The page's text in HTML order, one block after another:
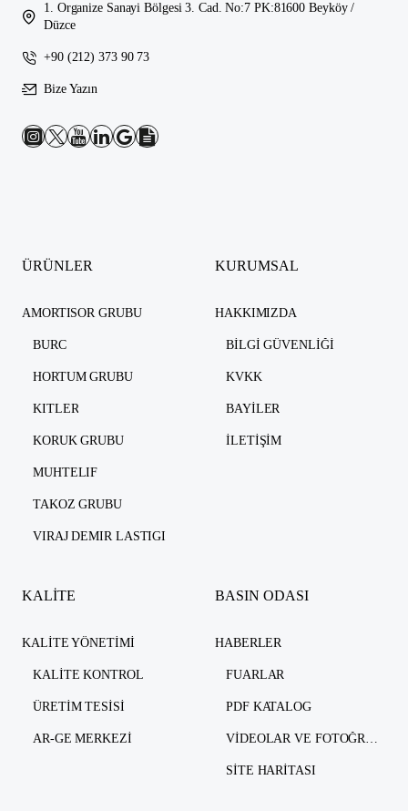
1. Organize Sanayi Bölgesi 3. Cad. No:7 PK:81600 Beyköy /
Düzce
+90 (212) 373 90 73
Bize Yazın
ÜRÜNLER
AMORTISOR GRUBU
BURC
HORTUM GRUBU
KITLER
KORUK GRUBU
MUHTELIF
TAKOZ GRUBU
VIRAJ DEMIR LASTIGI
KURUMSAL
HAKKIMIZDA
BILGI GÜVENLIĞI
KVKK
BAYILER
İLETIŞIM
KALİTE
KALITE YÖNETIMI
KALITE KONTROL
ÜRETIM TESISI
AR-GE MERKEZI
BASIN ODASI
HABERLER
FUARLAR
PDF KATALOG
VIDEOLAR VE FOTOĞRAFLAR
SITE HARITASI